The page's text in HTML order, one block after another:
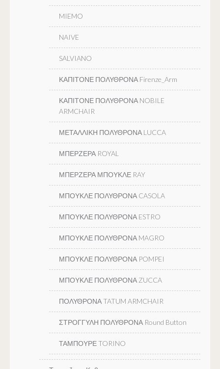
MIEMO
NAIVE
SALVIANO
ΚΑΠΙΤΟΝΕ ΠΟΛΥΘΡΟΝΑ Firenze_Arm
ΚΑΠΙΤΟΝΕ ΠΟΛΥΘΡΟΝΑ NOBILE
ARMCHAIR
ΜΕΤΑΛΛΙΚΗ ΠΟΛΥΘΡΟΝΑ LUCCA
ΜΠΕΡΖΕΡΑ ROYAL
ΜΠΕΡΖΕΡΑ ΜΠΟΥΚΛΕ RAY
ΜΠΟΥΚΛΕ ΠΟΛΥΘΡΟΝΑ CASOLA
ΜΠΟΥΚΛΕ ΠΟΛΥΘΡΟΝΑ ESTRO
ΜΠΟΥΚΛΕ ΠΟΛΥΘΡΟΝΑ MAGRO
ΜΠΟΥΚΛΕ ΠΟΛΥΘΡΟΝΑ POMPEI
ΜΠΟΥΚΛΕ ΠΟΛΥΘΡΟΝΑ ZUCCA
ΠΟΛΥΘΡΟΝΑ TATUM ARMCHAIR
ΣΤΡΟΓΓΥΛΗ ΠΟΛΥΘΡΟΝΑ Round Button
ΤΑΜΠΟΥΡΕ TORINO